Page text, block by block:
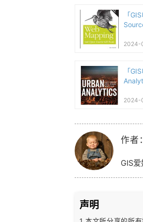
「
2024-
「
2024-
作者：
GIS爱
声明